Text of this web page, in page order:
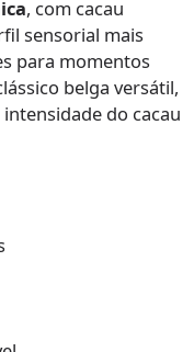
, com cacau
sensorial mais
para momentos
belga versátil,
do cacau